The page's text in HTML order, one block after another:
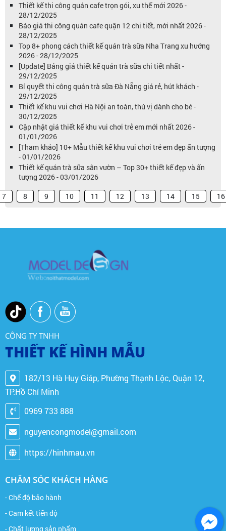
Thiết kế thi công quán cafe trọn gói, xu thế mới 2026 -
28/12/2025
Báo giá thi công quán cafe quận 12 chi tiết, mới nhất 2026 -
28/12/2025
Top 8+ phong cách thiết kế quán trà sữa Nha Trang xu hướng
2026 - 28/12/2025
[Update] Bảng giá thiết kế quán trà sữa chi tiết nhất -
29/12/2025
Bí quyết thi công quán trà sữa Đà Nẵng giá rẻ, hút khách -
29/12/2025
Thiết kế khu vui chơi Hà Nội an toàn, thú vị dành cho bé -
30/12/2025
Cập nhật giá thiết kế khu vui chơi trẻ em mới nhất 2026 -
01/01/2026
[Tham khảo] 10+ Mẫu thiết kế khu vui chơi trẻ em đẹp ấn tượng
- 01/01/2026
Thiết kế quán trà sữa sân vườn – Top 30+ thiết kế đẹp và ấn
tượng 2026 - 03/01/2026
7 8 9 10 11 12 13 14 15 16
CÔNG TY TNHH
THIẾT KẾ HÌNH MẪU
182/13 Hà Huy Giáp, Phường Thạnh Lộc, Quận 12,
TP.Hồ Chí Minh
0969 733 888
nguyencongmodel@gmail.com
https://hinhmau.vn
CHĂM SÓC KHÁCH HÀNG
- Chế độ bảo hành
- Cam kết tiến độ
- Chất lượng sản phẩm